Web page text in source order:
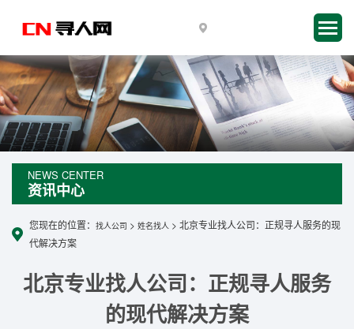
NEWS CENTER
资讯中心
您现在的位置： 找人公司 > 姓名找人 > 北京专业找人公司：正规寻人服务的现
代解决方案
北京专业找人公司：正规寻人服务
的现代解决方案